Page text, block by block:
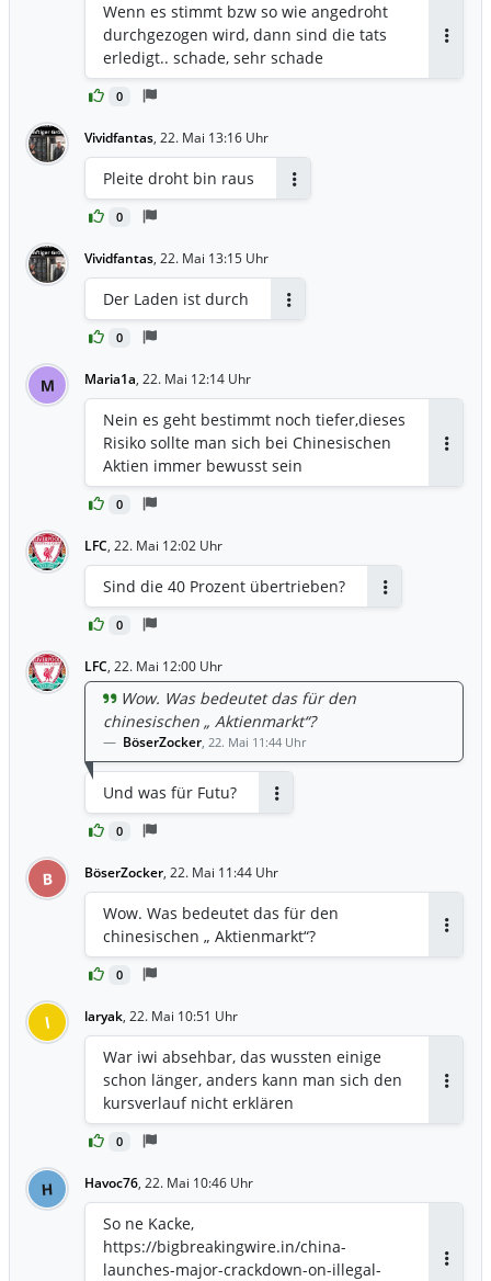
0
Wenn es stimmt bzw so wie angedroht
durchgezogen wird, dann sind die tats
erledigt.. schade, sehr schade
Vividfantas, 22. Mai 13:16 Uhr
0
Pleite droht bin raus
Vividfantas, 22. Mai 13:15 Uhr
0
Der Laden ist durch
M Maria1a, 22. Mai 12:14 Uhr
0
Nein es geht bestimmt noch tiefer,dieses
Risiko sollte man sich bei Chinesischen
Aktien immer bewusst sein
LFC, 22. Mai 12:02 Uhr
0
Sind die 40 Prozent übertrieben?
LFC, 22. Mai 12:00 Uhr
0
Wow. Was bedeutet das für den
chinesischen „ Aktienmarkt“?
BöserZocker, 22. Mai 11:44 Uhr
Und was für Futu?
B BöserZocker, 22. Mai 11:44 Uhr
0
Wow. Was bedeutet das für den
chinesischen „ Aktienmarkt“?
l laryak, 22. Mai 10:51 Uhr
0
War iwi absehbar, das wussten einige
schon länger, anders kann man sich den
kursverlauf nicht erklären
H Havoc76, 22. Mai 10:46 Uhr
So ne Kacke,
https://bigbreakingwire.in/china-
launches-major-crackdown-on-illegal-